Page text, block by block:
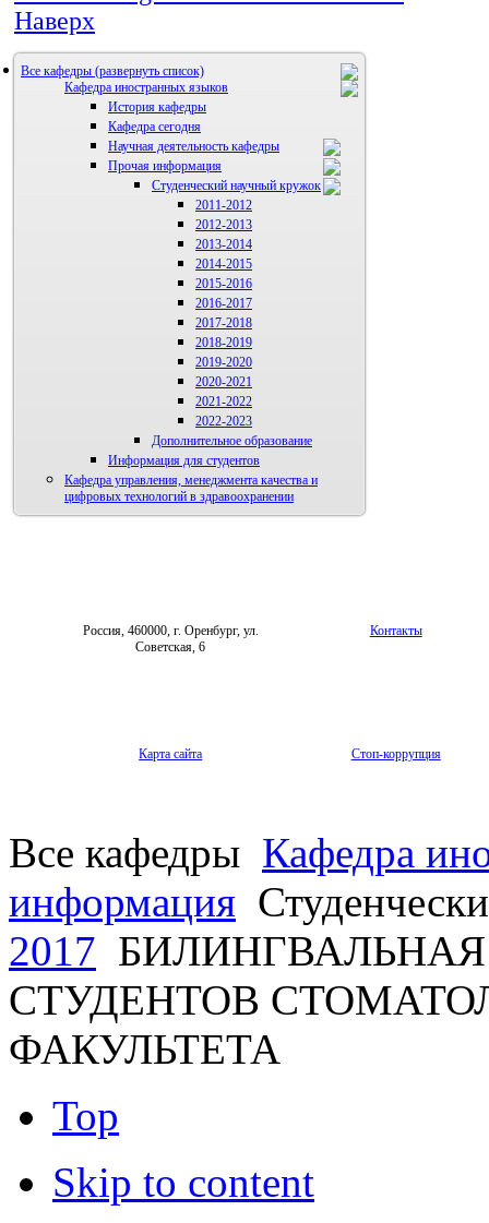
Наверх
Все кафедры
Кафедра иностранных языков
История кафедры
Кафедра сегодня
Научная деятельность кафедры
Аспиранты
Прочая информация
Студенческий научный кружок
2011-2012
2012-2013
2013-2014
2014-2015
2015-2016
2016-2017
2017-2018
2018-2019
2019-2020
2020-2021
2021-2022
2022-2023
Дополнительное образование
Информация для студентов
Кафедра управления, менеджмента качества и
цифровых технологий в здравоохранении
Россия, 460000, г. Оренбург, ул.
Советская, 6
Контакты
Карта сайта Стоп-коррупция
Все кафедры Кафедра
информация
2017
СТУДЕНТОВ
ФАКУЛЬТЕТА
Top
Skip to content